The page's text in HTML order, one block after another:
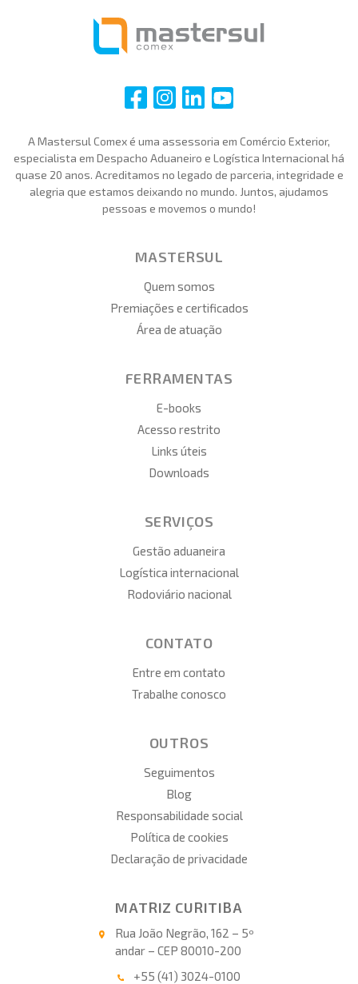
i i i i
A Mastersul Comex é uma assessoria em Comércio Exterior,
especialista em Despacho Aduaneiro e Logística Internacional há
quase 20 anos. Acreditamos no legado de parceria, integridade e
alegria que estamos deixando no mundo. Juntos, ajudamos
pessoas e movemos o mundo!
MASTERSUL
Quem somos
Premiações e certificados
Área de atuação
FERRAMENTAS
E-books
Acesso restrito
Links úteis
Downloads
SERVIÇOS
Gestão aduaneira
Logística internacional
Rodoviário nacional
CONTATO
Entre em contato
Trabalhe conosco
OUTROS
Seguimentos
Blog
Responsabilidade social
Política de cookies
Declaração de privacidade
MATRIZ CURITIBA
Rua João Negrão, 162 – 5º
andar – CEP 80010-200
+55 (41) 3024-0100